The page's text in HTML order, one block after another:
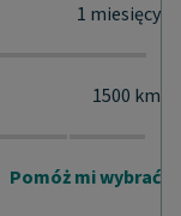
1 miesięcy
1500 km
Pomóż mi wybrać